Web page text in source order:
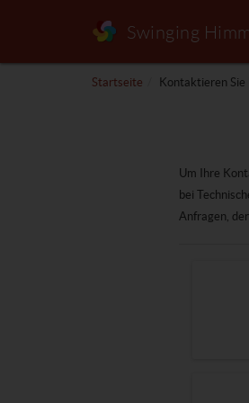
Swinging
Startseite Kontaktieren Sie
Um Ihre
bei
Anfragen,